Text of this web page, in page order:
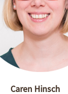
Caren Hinsch